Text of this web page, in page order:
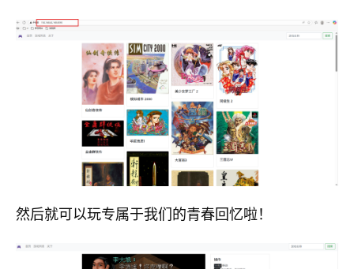
然后就可以玩专属于我们的青春回忆啦！